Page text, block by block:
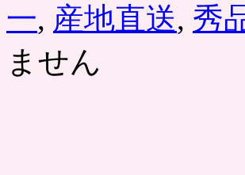
一, 産地直送, 秀
ません